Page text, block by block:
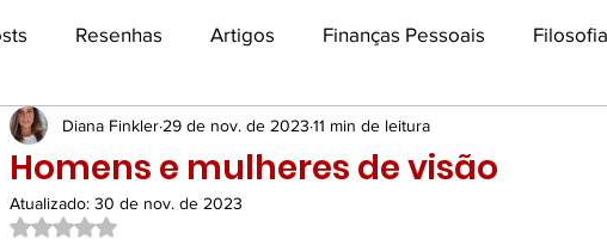
Resenhas Artigos Finanças Pessoais
Marketing e Negócios Ciência e Vida
e Inovação
Homens e mulheres de visão
Diana Finkler 29 de nov. de 2023 11 min de leitura
Atualizado: 30 de nov. de 2023
Avaliado com NaN de 5 estrelas.